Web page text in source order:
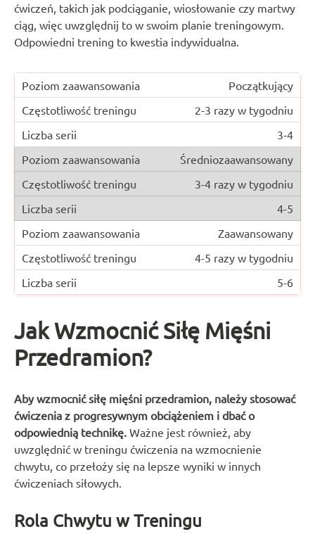
ćwiczeń, takich jak podciąganie, wiosłowanie czy martwy
ciąg, więc uwzględnij to w swoim planie treningowym.
Odpowiedni trening to kwestia indywidualna.
Początkujący
2-3 razy w tygodniu
3-4
Średniozaawansowany
3-4 razy w tygodniu
4-5
Zaawansowany
4-5 razy w tygodniu
5-6
Jak Wzmocnić Siłę Mięśni
Przedramion?
Aby wzmocnić siłę mięśni przedramion, należy stosować
ćwiczenia z progresywnym obciążeniem i dbać o
odpowiednią technikę. Ważne jest również, aby
uwzględnić w treningu ćwiczenia na wzmocnienie
chwytu, co przełoży się na lepsze wyniki w innych
ćwiczeniach siłowych.
Rola Chwytu w Treningu